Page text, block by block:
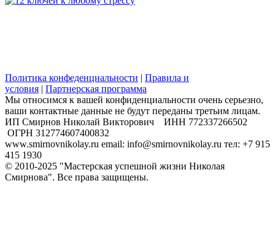
Политика конфеденциальности | Правила и
условия | Партнерская программа
Мы относимся к вашей конфиденциальности очень серьезно,
ваши контактные данные не будут переданы третьим лицам.
​ИП Смирнов Николай Викторович ИНН 772337266502
ОГРН 312774607400832
www.smirnovnikolay.ru email: info@smirnovnikolay.ru тел: +7 915
415 1930
© 2010-2025 "Мастерская успешной жизни Николая
Смирнова". Все права защищены.